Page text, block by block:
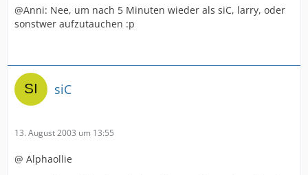
@Anni: Nee, um nach 5 Minuten wieder als siC, larry, oder
sonstwer aufzutauchen :p
siC
13. August 2003 um 13:55
@ Alphaollie